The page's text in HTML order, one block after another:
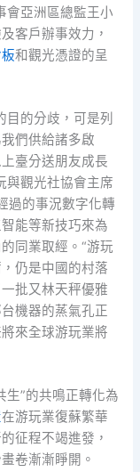
會亞洲區總監王小
客戶辦事效力，
和觀光憑證的呈
的分歧，可是列
們供給諸多啟
臺分送朋友成長
與觀光社協會主席
過的事況數字化轉
能等新技巧來為
同業取經。“游玩
仍是中國的村落
批又林天秤優雅
機器的蒸氣孔正
來全球游玩業將
生”的共鳴正轉化為
在游玩業復蘇繁華
征程不竭進發，
卷漸漸睜開。